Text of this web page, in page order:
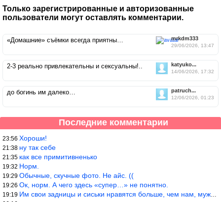
Только зарегистрированные и авторизованные
пользователи могут оставлять комментарии.
mrkdm333
29/06/2026, 13:47
«Домашние» съёмки всегда приятны…
katyuko...
14/06/2026, 17:32
2-3 реально привлекательны и сексуальны!..
patruch...
12/06/2026, 01:23
до богинь им далеко…
Последние комментарии
23:56 Хороши!
21:38 ну так себе
21:35 как все примитивненько
19:32 Норм.
19:29 Обычные, скучные фото. Не айс. ((
19:26 Ок, норм. А чего здесь «супер…» не понятно.
19:19 Им свои задницы и сиськи нравятся больше, чем нам, мужикам?